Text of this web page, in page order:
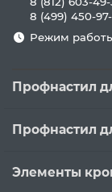
8 (499) 450-
Режим
Профнастил
Профнастил
Элементы